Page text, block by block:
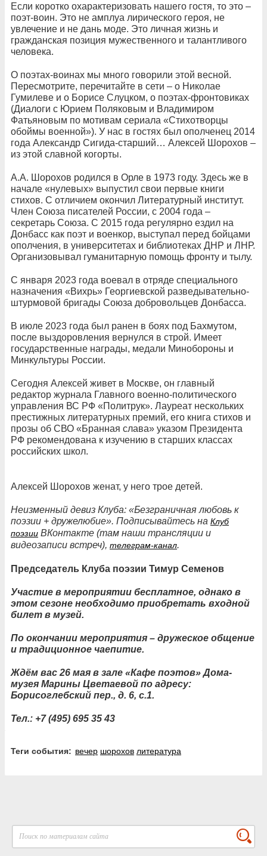
Если коротко охарактеризовать нашего гостя, то это –
поэт-воин. Это не амплуа лирического героя, не
увлечение и не дань моде. Это личная жизнь и
гражданская позиция мужественного и талантливого
человека.
О поэтах-воинах мы много говорили этой весной.
Пересмотрите, перечитайте в сети – о Николае
Гумилеве и о Борисе Слуцком, о поэтах-фронтовиках
(Диалоги с Юрием Поляковым и Владимиром
Фатьяновым по мотивам сериала «Стихотворцы
обоймы военной»). У нас в гостях был ополченец 2014
года Александр Сигида-старший… Алексей Шорохов –
из этой славной когорты.
А.А. Шорохов родился в Орле в 1973 году. Здесь же в
начале «нулевых» выпустил свои первые книги
стихов. С отличием окончил Литературный институт.
Член Союза писателей России, с 2004 года –
секретарь Союза. С 2015 года регулярно ездил на
Донбасс как поэт и военкор, выступал перед бойцами
ополчения, в университетах и библиотеках ДНР и ЛНР.
Организовывал гуманитарную помощь фронту и тылу.
С января 2023 года воевал в отряде специального
назначения «Вихрь» Георгиевской разведывательно-
штурмовой бригады Союза добровольцев Донбасса.
В июле 2023 года был ранен в боях под Бахмутом,
после выздоровления вернулся в строй. Имеет
государственные награды, медали Минобороны и
Минкультуры России.
Сегодня Алексей живет в Москве, он главный
редактор журнала Главного военно-политического
управления ВС РФ «Политрук». Лауреат нескольких
престижных литературных премий, его книга стихов и
прозы об СВО «Бранная слава» указом Президента
РФ рекомендована к изучению в старших классах
российских школ.
Алексей Шорохов женат, у него трое детей.
Неизменный девиз Клуба: «Безграничная любовь к
поэзии + дружелюбие». Подписывайтесь на Клуб
поэзии ВКонтакте (там наши трансляции и
видеозаписи встреч), телеграм-канал.
Председатель Клуба поэзии Тимур Семенов
Участие в мероприятии бесплатное, однако в
этом сезоне необходимо приобретать входной
билет в музей.
По окончании мероприятия – дружеское общение
и традиционное чаепитие.
Ждём вас 26 мая в зале «Кафе поэтов» Дома-
музея Марины Цветаевой по адресу:
Борисоглебский пер., д. 6, с.1.
Тел.: +7 (495) 695 35 43
Теги события: вечер шорохов литература